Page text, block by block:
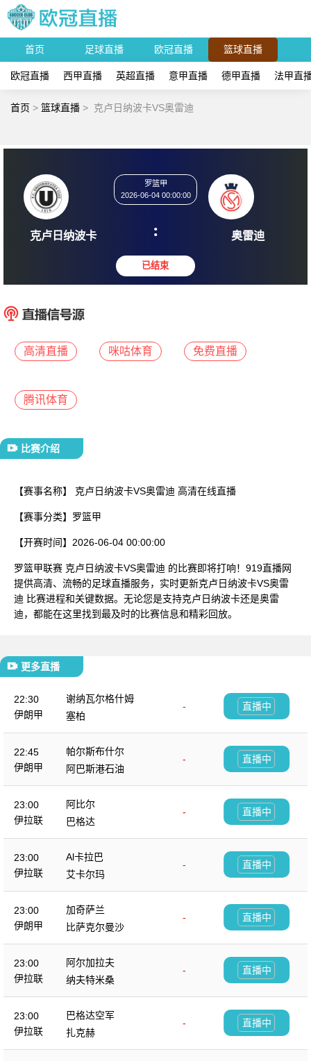
首页 足球直播 欧冠直播 篮球直播
欧冠直播 西甲直播 英超直播 意甲直播 德甲直播 法甲直
首页 > 篮球直播 > 克卢日纳波卡VS奥雷迪
克卢日纳波卡
2026-06-04 00:00:00
: 奥
高清直播 咪咕体育 免费直播
腾讯体育
比赛介绍
【赛事名称】 克卢日纳波卡VS奥雷迪 高清在线直播
【赛事分类】 罗篮甲
【开赛时间】 2026-06-04 00:00:00
罗篮甲联赛 克卢日纳波卡VS奥雷迪 的比赛即将打响！919直播网
提供高清、流畅的足球直播服务，实时更新克卢日纳波卡VS奥雷
迪 比赛进程和关键数据。无论您是支持克卢日纳波卡还是奥雷
迪，都能在这里找到最及时的比赛信息和精彩回放。
更多直播
22:30
伊朗甲
谢纳瓦尔格什姆
-
塞柏
直播中
22:45
伊朗甲
帕尔斯布什尔
-
阿巴斯港石油
直播中
23:00
伊拉联
阿比尔
-
巴格达
直播中
23:00
伊拉联
Al卡拉巴
-
艾卡尔玛
直播中
23:00
伊朗甲
加奇萨兰
-
比萨克尔曼沙
直播中
23:00
伊拉联
阿尔加拉夫
-
纳夫特米桑
直播中
23:00
伊拉联
巴格达空军
-
扎克赫
直播中